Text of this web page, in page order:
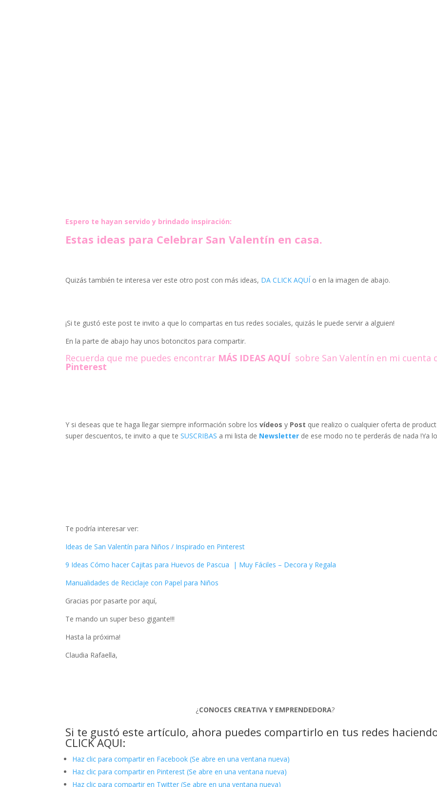
Espero te hayan servido y brindado inspiración:
Estas ideas para Celebrar San Valentín en casa.
Quizás también te interesa ver este otro post con más ideas, DA CLICK AQUÍ o en la imagen de abajo.
¡Si te gustó este post te invito a que lo compartas en tus redes sociales, quizás le puede servir a alguien!
En la parte de abajo hay unos botoncitos para compartir.
Recuerda que me puedes encontrar MÁS IDEAS AQUÍ sobre San Valentín en mi cuenta
Pinterest
Y si deseas que te haga llegar siempre información sobre losvídeos y Post que realizo o cualquier oferta de
super descuentos, te invito a que teSUSCRIBAS a mi lista de Newsletter de ese modo no te perderás de nada !Ya
Te podría interesar ver:
Ideas de San Valentín para Niños / Inspirado en Pinterest
9 Ideas Cómo hacer Cajitas para Huevos de Pascua | Muy Fáciles – Decora y Regala
Manualidades de Reciclaje con Papel para Niños
Gracias por pasarte por aquí,
Te mando un super beso gigante!!!
Hasta la próxima!
Claudia Rafaella,
¿CONOCES CREATIVA Y EMPRENDEDORA?
Si te gustó este artículo, ahora puedes compartirlo en tus redes
CLICK AQUI:
Haz clic para compartir en Facebook (Se abre en una ventana nueva)
Haz clic para compartir en Pinterest (Se abre en una ventana nueva)
Haz clic para compartir en Twitter (Se abre en una ventana nueva)